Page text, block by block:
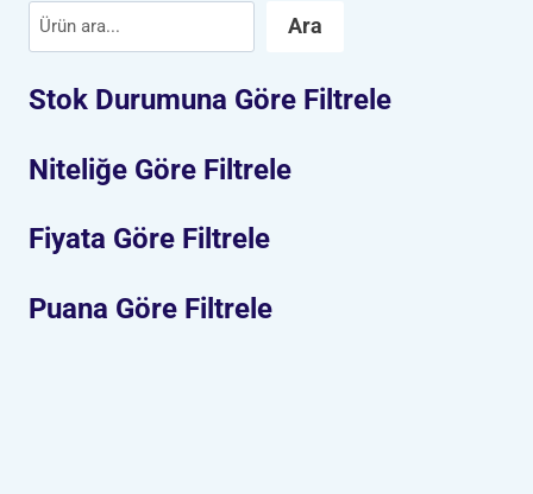
Ara
Stok Durumuna Göre Filtrele
Niteliğe Göre Filtrele
Fiyata Göre Filtrele
Puana Göre Filtrele